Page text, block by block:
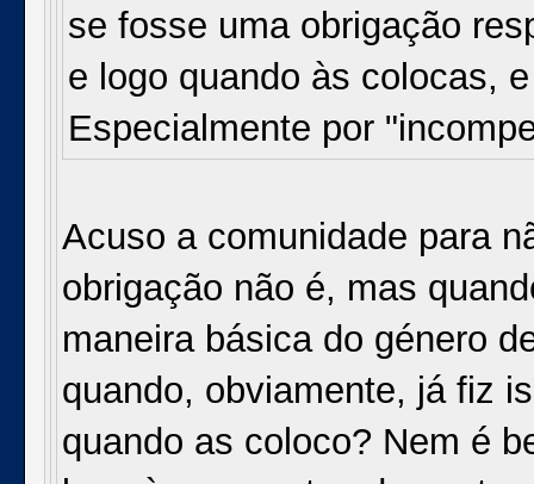
se fosse uma obrigação
e logo quando às colocas,
Especialmente por
Acuso a comunidade para
obrigação não é, mas
maneira básica do género
quando, obviamente, já fiz
quando as coloco? Nem é